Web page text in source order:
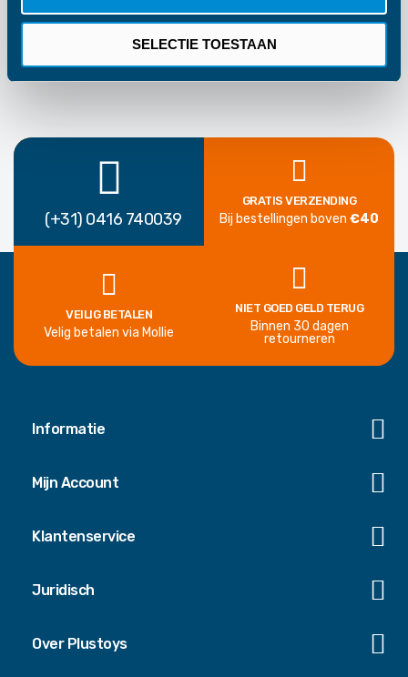
SELECTIE TOESTAAN
(+31) 0416 740039
GRATIS VERZENDING
Bij bestellingen boven €40
VEILIG BETALEN
Velig betalen via Mollie
NIET GOED GELD TERUG
Binnen 30 dagen
retourneren
Informatie
Mijn Account
Klantenservice
Juridisch
Over Plustoys